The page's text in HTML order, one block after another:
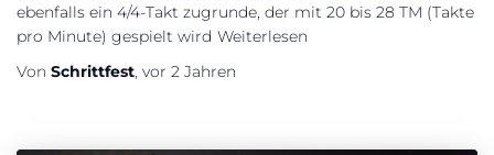
ebenfalls ein 4/4-Takt zugrunde, der mit 20 bis 28 TM (Takte
pro Minute) gespielt wird Weiterlesen
Von Schrittfest, vor 2 Jahren